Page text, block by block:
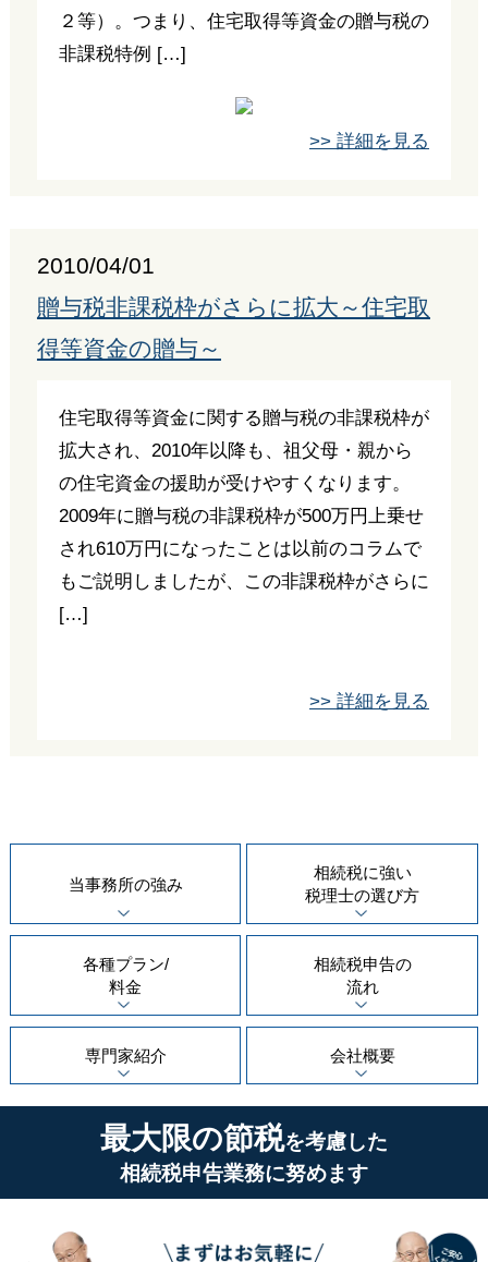
２等）。つまり、住宅取得等資金の贈与税の
非課税特例 […]
>> 詳細を見る
2010/04/01
贈与税非課税枠がさらに拡大～住宅取
得等資金の贈与～
住宅取得等資金に関する贈与税の非課税枠が
拡大され、2010年以降も、祖父母・親から
の住宅資金の援助が受けやすくなります。
2009年に贈与税の非課税枠が500万円上乗せ
され610万円になったことは以前のコラムで
もご説明しましたが、この非課税枠がさらに
[…]
>> 詳細を見る
当事務所の強み
相続税に強い
税理士の選び方
各種プラン/
料金
相続税申告の
流れ
専門家紹介 会社概要
最大限の節税を考慮した
相続税申告業務に努めます